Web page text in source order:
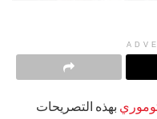
بهذه التصريحات